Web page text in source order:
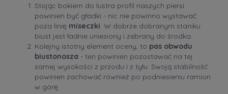
Stojąc bokiem do lustra profil naszych piersi
powinien być gładki - nic nie powinno wystawać
poza linię miseczki. W dobrze dobranym staniku
biust jest ładnie uniesiony i zebrany do środka.
Kolejny istotny element oceny, to pas obwodu
biustonosza - ten powinien pozostawać na tej
samej wysokości z przodu i z tyłu. Swoją stabilność
powinien zachować również po podniesieniu ramion
w górę.